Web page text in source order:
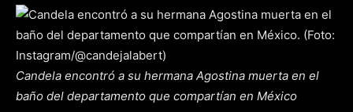
Candela encontró a su hermana Agostina muerta en el
baño del departamento que compartían en México